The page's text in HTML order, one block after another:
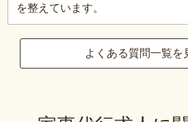
を整えています。
よくある質問一覧を